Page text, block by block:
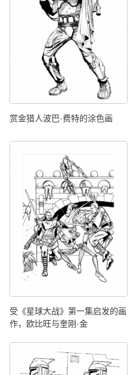
赏金猎人波巴·费特的涂色画
受《星球大战》第一集启发的画
作，欧比旺与奎刚·金